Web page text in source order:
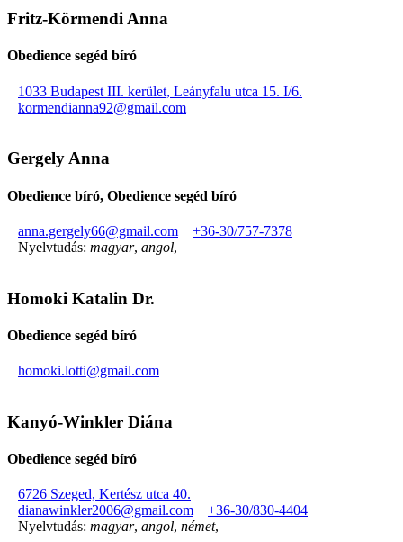
Fritz-Körmendi Anna
Obedience segéd bíró
1033 Budapest III. kerület, Leányfalu utca 15. I/6.
kormendianna92@gmail.com
Gergely Anna
Obedience bíró, Obedience segéd bíró
anna.gergely66@gmail.com
+36-30/757-7378
Nyelvtudás: magyar, angol,
Homoki Katalin Dr.
Obedience segéd bíró
homoki.lotti@gmail.com
Kanyó-Winkler Diána
Obedience segéd bíró
6726 Szeged, Kertész utca 40.
dianawinkler2006@gmail.com
+36-30/830-4404
Nyelvtudás: magyar, angol, német,